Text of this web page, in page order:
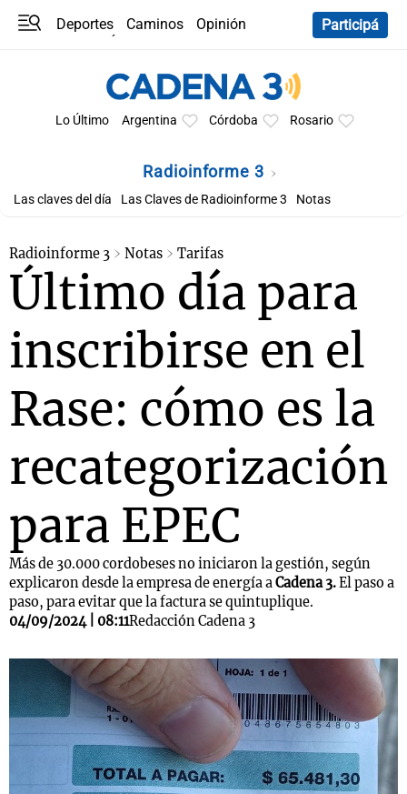
Deportes Caminos
Opinión
Participá
Lo Último Argentina Córdoba Rosario
Radioinforme 3
Las claves del día Las Claves de Radioinforme 3 Notas
Radioinforme 3 Notas Tarifas
Último día para
inscribirse en el
Rase: cómo es la
recategorización
para EPEC
Más de 30.000 cordobeses no iniciaron la gestión, según
explicaron desde la empresa de energía aCadena 3.El paso a
paso, para evitar que la factura se quintuplique.
04/09/2024 | 08:11Redacción Cadena 3